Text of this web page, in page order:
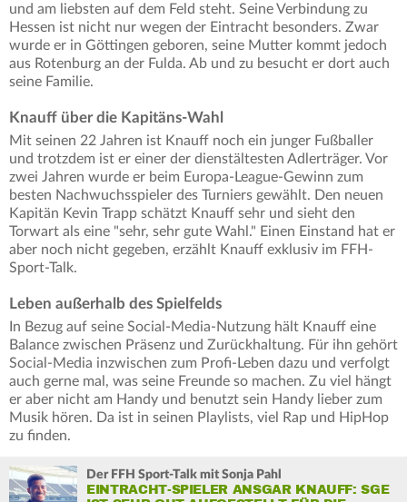
und am liebsten auf dem Feld steht. Seine Verbindung zu
Hessen ist nicht nur wegen der Eintracht besonders. Zwar
wurde er in Göttingen geboren, seine Mutter kommt jedoch
aus Rotenburg an der Fulda. Ab und zu besucht er dort auch
seine Familie.
Knauff über die Kapitäns-Wahl
Mit seinen 22 Jahren ist Knauff noch ein junger Fußballer
und trotzdem ist er einer der dienstältesten Adlerträger. Vor
zwei Jahren wurde er beim Europa-League-Gewinn zum
besten Nachwuchsspieler des Turniers gewählt. Den neuen
Kapitän Kevin Trapp schätzt Knauff sehr und sieht den
Torwart als eine "sehr, sehr gute Wahl." Einen Einstand hat er
aber noch nicht gegeben, erzählt Knauff exklusiv im FFH-
Sport-Talk.
Leben außerhalb des Spielfelds
In Bezug auf seine Social-Media-Nutzung hält Knauff eine
Balance zwischen Präsenz und Zurückhaltung. Für ihn gehört
Social-Media inzwischen zum Profi-Leben dazu und verfolgt
auch gerne mal, was seine Freunde so machen. Zu viel hängt
er aber nicht am Handy und benutzt sein Handy lieber zum
Musik hören. Da ist in seinen Playlists, viel Rap und HipHop
zu finden.
Der FFH Sport-Talk mit Sonja Pahl
EINTRACHT-SPIELER ANSGAR KNAUFF: SGE